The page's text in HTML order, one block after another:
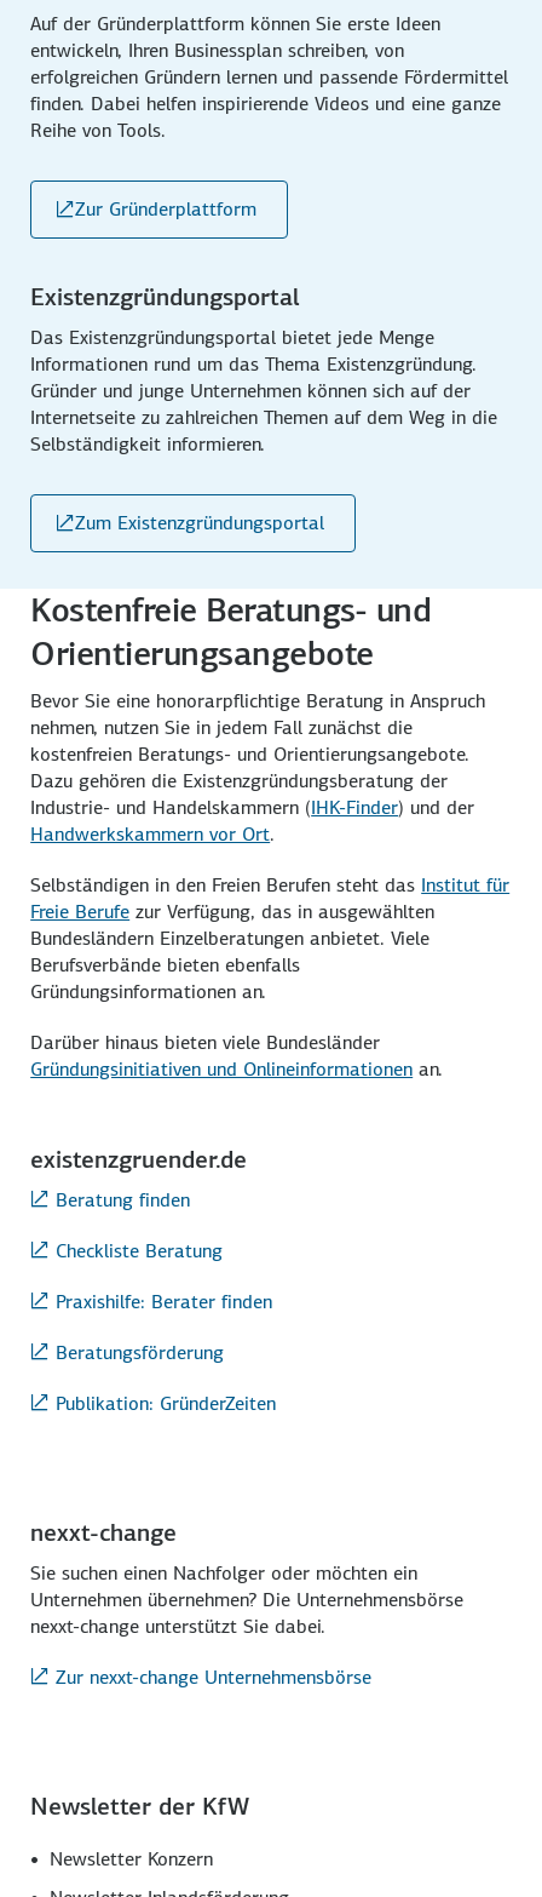
Auf der Gründerplattform können Sie erste Ideen
entwickeln, Ihren Businessplan schreiben, von
erfolgreichen Gründern lernen und passende Fördermittel
finden. Dabei helfen inspirierende Videos und eine ganze
Reihe von Tools.
Zur Gründerplattform
Existenzgründungsportal
Das Existenzgründungsportal bietet jede Menge
Informationen rund um das Thema Existenzgründung.
Gründer und junge Unternehmen können sich auf der
Internetseite zu zahlreichen Themen auf dem Weg in die
Selbständigkeit informieren.
Zum Existenzgründungsportal
Kostenfreie Beratungs- und
Orientierungsangebote
Bevor Sie eine honorarpflichtige Beratung in Anspruch
nehmen, nutzen Sie in jedem Fall zunächst die
kostenfreien Beratungs- und Orientierungsangebote.
Dazu gehören die Existenzgründungsberatung der
Industrie- und Handelskammern (IHK-Finder) und der
Handwerkskammern vor Ort.
Selbständigen in den Freien Berufen steht das Institut für
Freie Berufe zur Verfügung, das in ausgewählten
Bundesländern Einzelberatungen anbietet. Viele
Berufsverbände bieten ebenfalls
Gründungsinformationen an.
Darüber hinaus bieten viele Bundesländer
Gründungsinitiativen und Onlineinformationen an.
existenzgruender.de
Beratung finden
Checkliste Beratung
Praxishilfe: Berater finden
Beratungsförderung
Publikation: GründerZeiten
nexxt-change
Sie suchen einen Nachfolger oder möchten ein
Unternehmen übernehmen? Die Unternehmensbörse
nexxt-change unterstützt Sie dabei.
Zur nexxt-change Unternehmensbörse
Newsletter der KfW
Newsletter Konzern